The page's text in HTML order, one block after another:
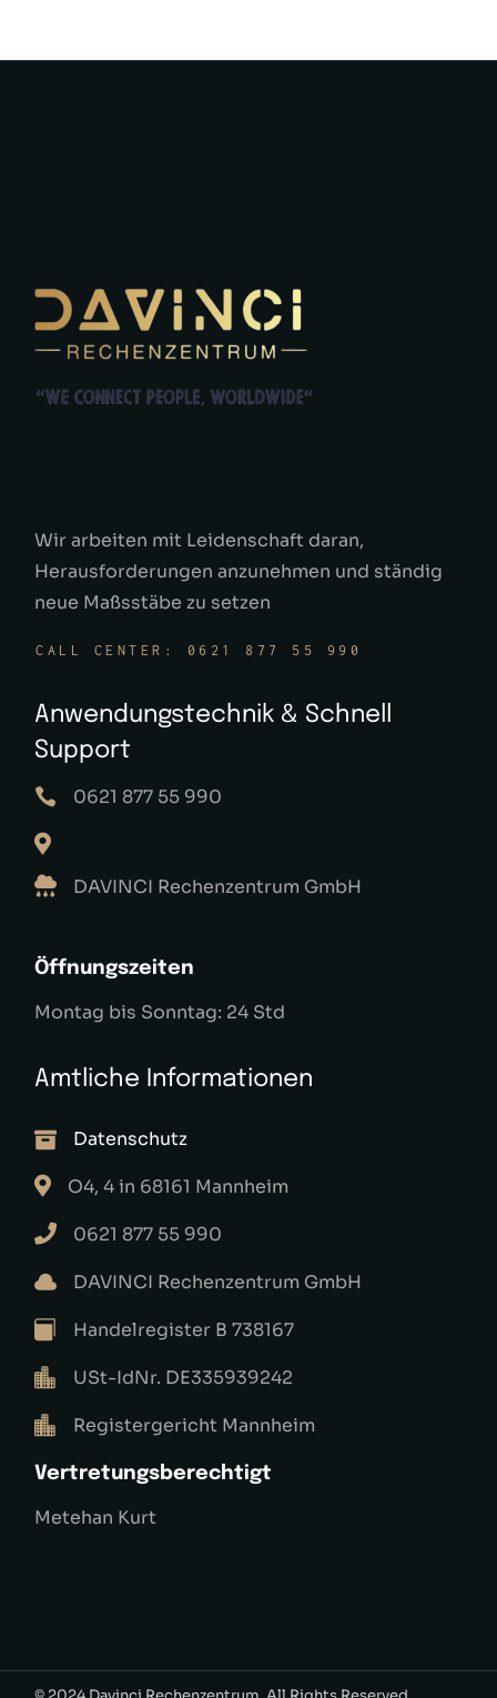
Wir arbeiten mit Leidenschaft daran,
Herausforderungen anzunehmen und ständig
neue Maßsstäbe zu setzen
CALL CENTER: 0621 877 55 990
Anwendungstechnik & Schnell
Support
0621 877 55 990
DAVINCI Rechenzentrum GmbH
Öffnungszeiten
Montag bis Sonntag: 24 Std
Amtliche Informationen
Datenschutz
O4, 4 in 68161 Mannheim
0621 877 55 990
DAVINCI Rechenzentrum GmbH
Handelregister B 738167
USt-IdNr. DE335939242
Registergericht Mannheim
Vertretungsberechtigt
Metehan Kurt